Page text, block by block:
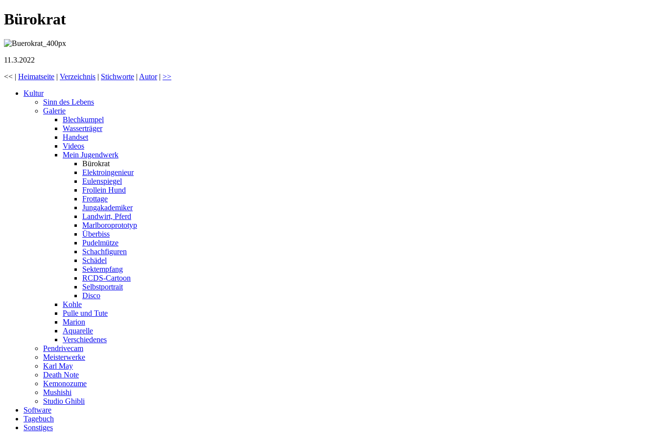
Bürokrat
11.3.2022
<< | Heimatseite | Verzeichnis | Stichworte | Autor| >>
Kultur
Sinn des Lebens
Galerie
Blechkumpel
Wasserträger
Handset
Videos
Mein Jugendwerk
Bürokrat
Elektroingenieur
Eulenspiegel
Frollein Hund
Frottage
Jungakademiker
Landwirt, Pferd
Marlboroprototyp
Überbiss
Pudelmütze
Schachfiguren
Schädel
Sektempfang
RCDS-Cartoon
Selbstportrait
Disco
Kohle
Pulle und Tute
Marion
Aquarelle
Verschiedenes
Pendrivecam
Meisterwerke
Karl May
Death Note
Kemonozume
Mushishi
Studio Ghibli
Software
Tagebuch
Sonstiges